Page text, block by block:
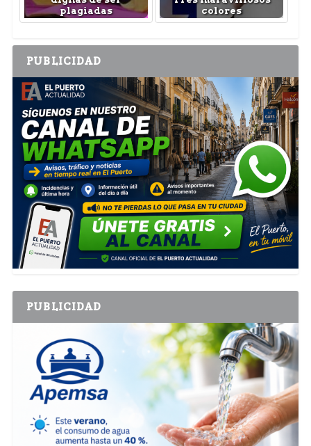
plagiadas
colores
PUBLICIDAD
PUBLICIDAD